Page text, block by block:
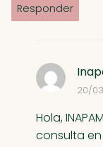
Responder
20/
Hola,
consulta